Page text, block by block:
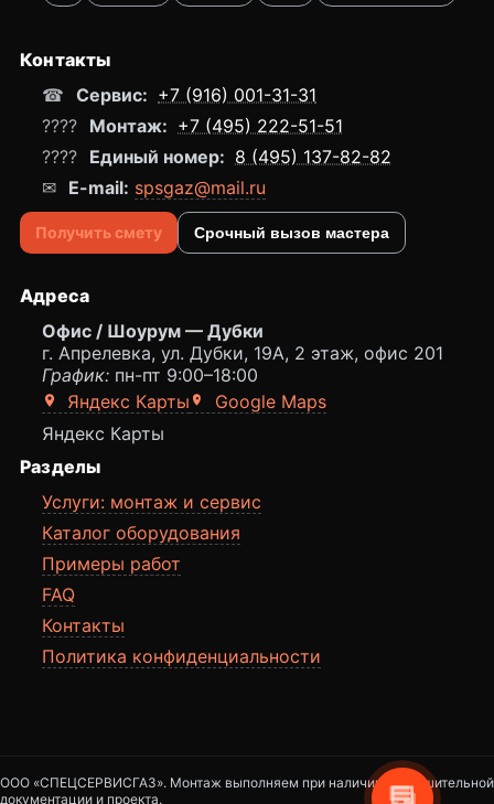
Контакты
☎ Сервис: +7 (916) 001-31-31
???? Монтаж: +7 (495) 222-51-51
???? Единый номер: 8 (495) 137-82-82
✉ E-mail: spsgaz@mail.ru
Получить смету Срочный вызов мастера
Адреса
Офис / Шоурум — Дубки
г. Апрелевка, ул. Дубки, 19А, 2 этаж, офис 201
График: пн-пт 9:00–18:00
Яндекс Карты
Google Maps
Яндекс Карты
Разделы
Услуги: монтаж и сервис
Каталог оборудования
Примеры работ
FAQ
Контакты
Политика конфиденциальности
ООО «СПЕЦСЕРВИСГАЗ». Монтаж выполняем при наличии разрешительной
документации и проекта.